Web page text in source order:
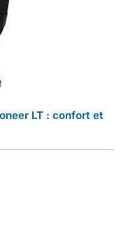
LT : confort et